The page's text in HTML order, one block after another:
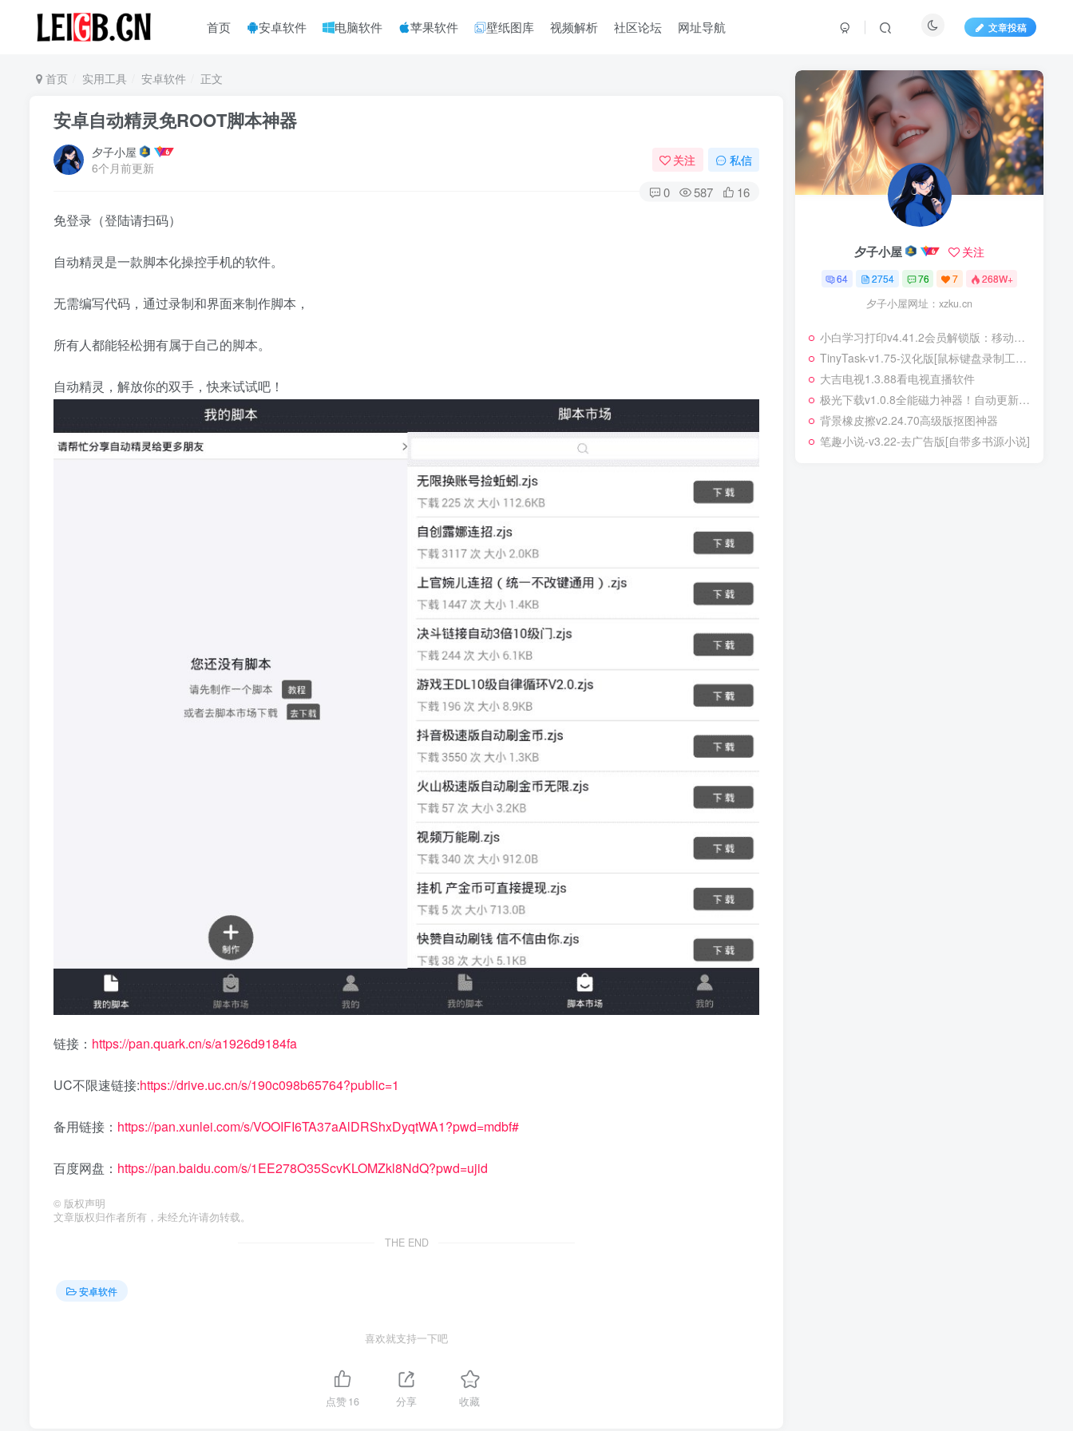
首页 安卓软件 电脑软件 苹果软件 壁纸图库 视频解析 社区论坛 网址导航 文章投稿
首页 实用工具 安卓软件 正文
安卓自动精灵免ROOT脚本神器
夕子小屋
6个月前更新
关注 私信
0 587 16
免登录（登陆请扫码）
自动精灵是一款脚本化操控手机的软件。
无需编写代码，通过录制和界面来制作脚本，
所有人都能轻松拥有属于自己的脚本。
自动精灵，解放你的双手，快来试试吧！
链接： https://pan.quark.cn/s/a1926d9184fa
UC不限速链接:https://drive.uc.cn/s/190c098b65764?public=1
备用链接： https://pan.xunlei.com/s/VOOIFI6TA37aAlDRShxDyqtWA1?pwd=mdbf#
百度网盘： https://pan.baidu.com/s/1EE278O35ScvKLOMZkl8NdQ?pwd=ujid
© 版权声明
文章版权归作者所有，未经允许请勿转载。
THE END
安卓软件
喜欢就支持一下吧
点赞16 分享 收藏
夕子小屋 关注
64 2754 76 7 268W+
夕子小屋网址：xzku.cn
小白学习打印v4.41.2会员解锁版：移动打印学习更高效
TinyTask-v1.75-汉化版[鼠标键盘录制工具，重复操作利器，快速录制和回放您上次计算机操作的全过程鼠标和键盘动作]
大吉电视1.3.88看电视直播软件
极光下载v1.0.8全能磁力神器！自动更新Tracker，多端投屏一键搞定
背景橡皮擦v2.24.70高级版抠图神器
笔趣小说-v3.22-去广告版[自带多书源小说]